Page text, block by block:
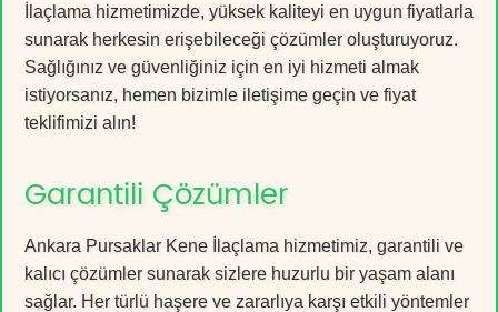
İlaçlama hizmetimizde, yüksek kaliteyi en uygun fiyatlarla
sunarak herkesin erişebileceği çözümler oluşturuyoruz.
Sağlığınız ve güvenliğiniz için en iyi hizmeti almak
istiyorsanız, hemen bizimle iletişime geçin ve fiyat
teklifimizi alın!
Garantili Çözümler
Ankara Pursaklar Kene İlaçlama hizmetimiz, garantili ve
kalıcı çözümler sunarak sizlere huzurlu bir yaşam alanı
sağlar. Her türlü haşere ve zararlıya karşı etkili yöntemler